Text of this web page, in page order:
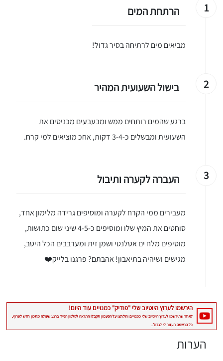
1 הרתחת המים
מביאים מים לרתיחה בסיר גדול!
2 בישול השעועית המהיר
ברגע שהמים רותחים ממש ומבעבעים מכניסים את
השעועית ומבשלים כ-3-4 דקות, אחכ מוציאים למי קרח.
3 העברה לקערה ותיבול
מעבירים ממי הקרח לקערה ומוסיפים גרידה מלימון אחד,
סוחטים את המיץ שלו ומוסיפים כ-4-5 שיני שום כתושות,
מוסיפים מלח ים אטלנטי ושמן זית ומערבבים הכל היטב,
מגישים ושיהיה בתיאבון! אהבתם? פרגנו בלייק❤️
הערות